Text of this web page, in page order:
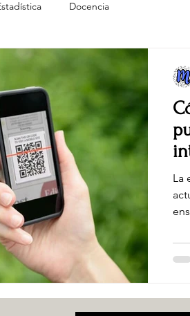
Docencia
La